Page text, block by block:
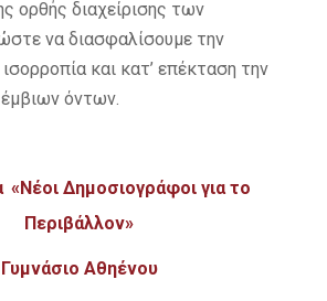
ορθής διαχείρισης των
να διασφαλίσουμε την
και κατ’ επέκταση την
όντων.
«Νέοι Δημοσιογράφοι για το
Περιβάλλον»
Γυμνάσιο Αθηένου